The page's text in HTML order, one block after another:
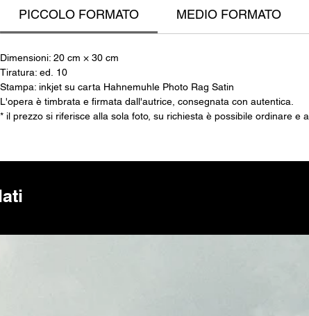
PICCOLO FORMATO MEDIO FORMATO
Dimensioni: 20 cm × 30 cm
Tiratura: ed. 10
Stampa: inkjet su carta Hahnemuhle Photo Rag Satin
L'opera è timbrata e firmata dall'autrice, consegnata con autentica.
* il prezzo si riferisce alla sola foto, su richiesta è possibile ordinare e